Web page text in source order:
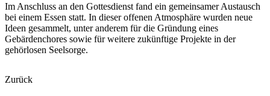
Im Anschluss an den Gottesdienst fand ein gemeinsamer Austausch
bei einem Essen statt. In dieser offenen Atmosphäre wurden neue
Ideen gesammelt, unter anderem für die Gründung eines
Gebärdenchores sowie für weitere zukünftige Projekte in der
gehörlosen Seelsorge.
Zurück